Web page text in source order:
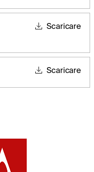
Scaricare
Scaricare